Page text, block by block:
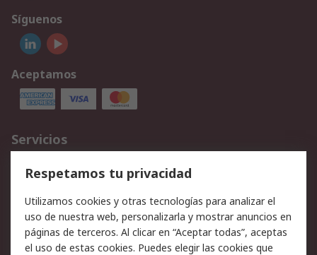
Síguenos
Aceptamos
Servicios
Cómo realizar pedidos
Devoluciones
Facturación y pago
Ofertas
Soporte técnico
Legal
Respetamos tu privacidad
Utilizamos cookies y otras tecnologías para analizar el
uso de nuestra web, personalizarla y mostrar anuncios en
páginas de terceros. Al clicar en “Aceptar todas”, aceptas
el uso de estas cookies. Puedes elegir las cookies que